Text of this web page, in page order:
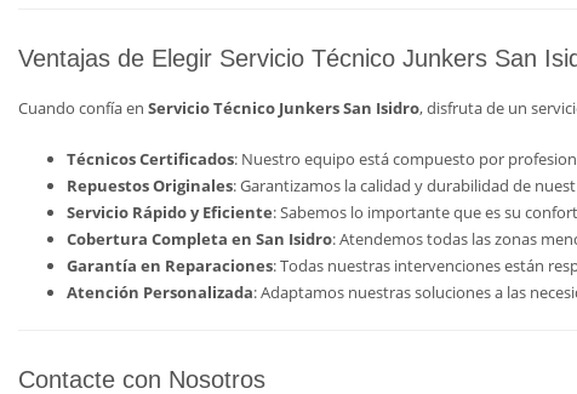
Ventajas de Elegir Servicio Técnico Junkers San
Cuando confía en Servicio Técnico Junkers San Isidro, disfruta de un
Técnicos Certificados: Nuestro equipo está compuesto por
Repuestos Originales: Garantizamos la calidad y durabilidad de
Servicio Rápido y Eficiente: Sabemos lo importante que es su
Cobertura Completa en San Isidro: Atendemos todas las zonas
Garantía en Reparaciones: Todas nuestras intervenciones están
Atención Personalizada: Adaptamos nuestras soluciones a las
Contacte con Nosotros